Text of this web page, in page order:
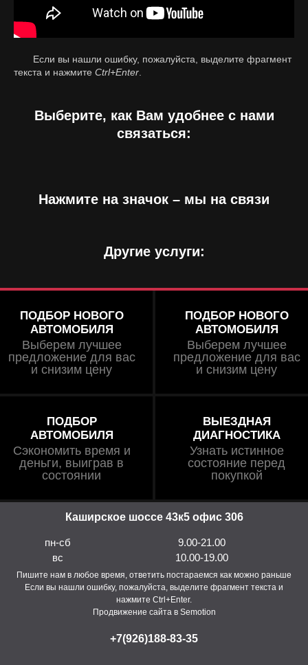
Если вы нашли ошибку, пожалуйста, выделите фрагмент
текста и нажмите Ctrl+Enter
Выберите, как Вам удобнее с нами
связаться:
Нажмите на значок – мы на связи
Другие услуги:
ПОДБОР НОВОГО
АВТОМОБИЛЯ
Выберем лучшее
предложение для вас
и снизим цену
ПОДБОР НОВОГО
АВТОМОБИЛЯ
Выберем лучшее
предложение для вас
и снизим цену
ПОДБОР
АВТОМОБИЛЯ
Сэкономить время и
деньги, выиграв в
состоянии
ВЫЕЗДНАЯ
ДИАГНОСТИКА
Узнать истинное
состояние перед
покупкой
Каширское шоссе 43к5 офис 306
пн-сб
9.00-21.00
вс
10.00-19.00
Пишите нам в любое время, ответить постараемся как можно раньше
Если вы нашли ошибку, пожалуйста, выделите фрагмент текста и
нажмите Ctrl+Enter.
Продвижение сайта в Semotion
+7(926)188-83-35